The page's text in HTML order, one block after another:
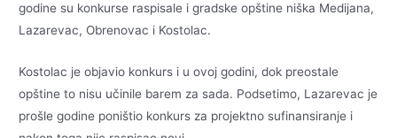
godine su konkurse raspisale i gradske opštine niška Medijana,
Lazarevac, Obrenovac i Kostolac.
Kostolac je objavio konkurs i u ovoj godini, dok preostale
opštine to nisu učinile barem za sada. Podsetimo, Lazarevac je
prošle godine poništio konkurs za projektno sufinansiranje i